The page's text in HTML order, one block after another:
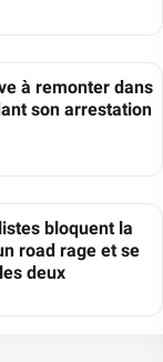
à remonter dans
son arrestation
bloquent la
road rage et se
deux